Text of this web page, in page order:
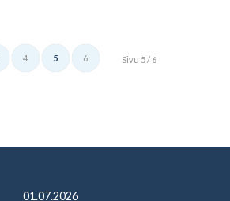
Sivu 5 / 6
4 5 6
01.07.2026